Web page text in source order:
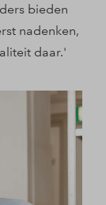
bieden
nadenken,
daar.'